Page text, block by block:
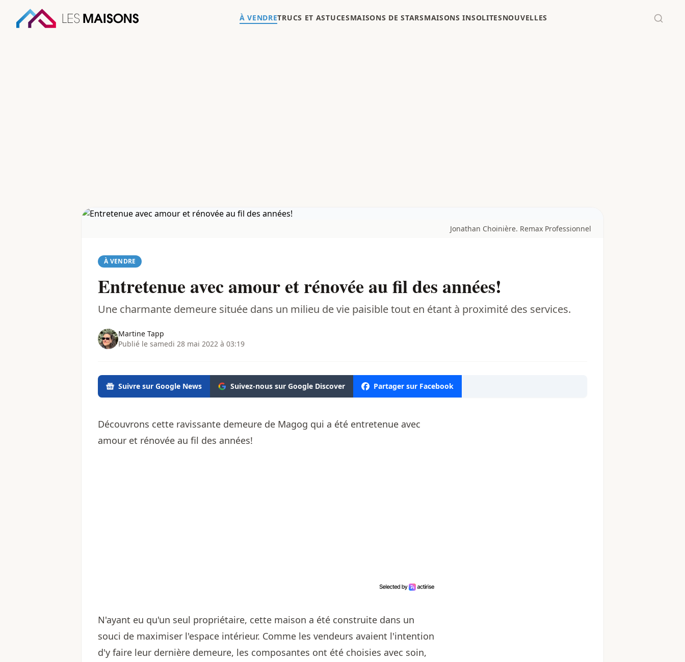
À VENDRETRUCS ET ASTUCESMAISONS DE STARSMAISONS INSOLITESNOUVELLES
Jonathan Choinière. Remax Professionnel
À VENDRE
Entretenue avec amour et rénovée au fil des années!
Une charmante demeure située dans un milieu de vie paisible tout en étant à proximité des services.
Martine Tapp
Publié le samedi 28 mai 2022 à 03:19
Suivre sur Google News Suivez-nous sur Google Discover Partager sur Facebook
Découvrons cette ravissante demeure de Magog qui a été entretenue avec
amour et rénovée au fil des années!
N'ayant eu qu'un seul propriétaire, cette maison a été construite dans un
souci de maximiser l'espace intérieur. Comme les vendeurs avaient l'intention
d'y faire leur dernière demeure, les composantes ont été choisies avec soin,